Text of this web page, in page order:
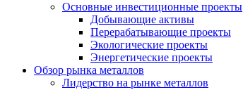
Основные инвестиционные проекты
Добывающие активы
Перерабатывающие проекты
Экологические проекты
Энергетические проекты
Обзор рынка металлов
Лидерство на рынке металлов